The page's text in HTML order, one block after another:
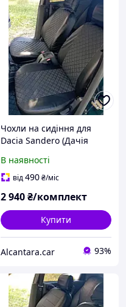
Чохли на сидіння для
Dacia Sandero (Дачія
екошкіра еластична ромб
В наявності
від490₴/міс
2 940₴/комплект
Купити
Alcantara.car 93%